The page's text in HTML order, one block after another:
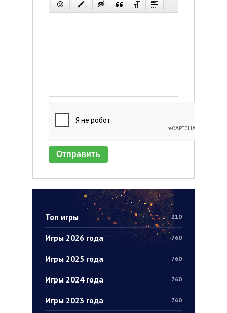
Топ игры 210
Игры 2026 года 760
Игры 2025 года 760
Игры 2024 года 760
Игры 2023 года 760
Отправить